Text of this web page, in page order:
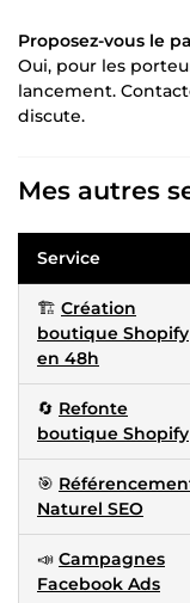
Proposez-vous le
Oui, pour les
lancement.
discute.
Mes autres
Service
🏗️ Création
boutique Shopify
en 48h
🔄 Refonte
boutique Shopify
🎯
Naturel SEO
📣 Campagnes
Facebook Ads